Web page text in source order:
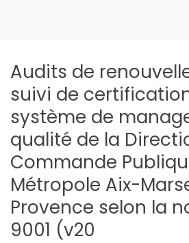
Audits de
suivi de
système de
qualité de la
Commande
Métropole Aix-
Provence selon la
9001 (v20